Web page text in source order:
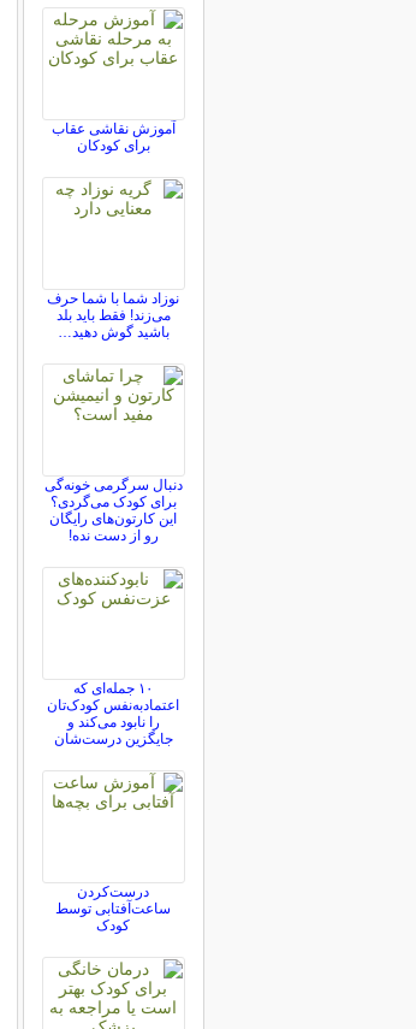
آموزش نقاشی عقاب
برای کودکان
نوزاد شما با شما حرف
می‌زند! فقط باید بلد
باشید گوش دهید…
دنبال سرگرمی خونه‌گی
برای کودک می‌گردی؟
این کارتون‌های رایگان
رو از دست نده!
۱۰ جمله‌ای که
اعتمادبه‌نفس کودک‌تان
را نابود می‌کند و
جایگزین درست‌شان
درست‌کردن
ساعت‌آفتابی توسط
کودک